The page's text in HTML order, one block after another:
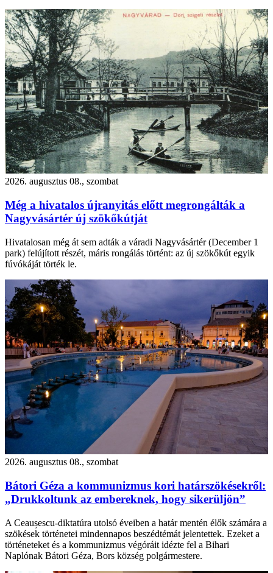
2026. augusztus 08., szombat
Még a hivatalos újranyitás előtt megrongálták a
Nagyvásártér új szökőkútját
Hivatalosan még át sem adták a váradi Nagyvásártér (December 1
park) felújított részét, máris rongálás történt: az új szökőkút egyik
fúvókáját törték le.
2026. augusztus 08., szombat
Bátori Géza a kommunizmus kori határszökésekről:
„Drukkoltunk az embereknek, hogy sikerüljön”
A Ceaușescu-diktatúra utolsó éveiben a határ mentén élők számára a
szökések történetei mindennapos beszédtémát jelentettek. Ezeket a
történeteket és a kommunizmus végóráit idézte fel a Bihari
Naplónak Bátori Géza, Bors község polgármestere.